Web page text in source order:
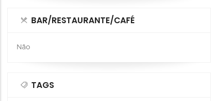
BAR/RESTAURANTE/CAFÉ
Não
TAGS